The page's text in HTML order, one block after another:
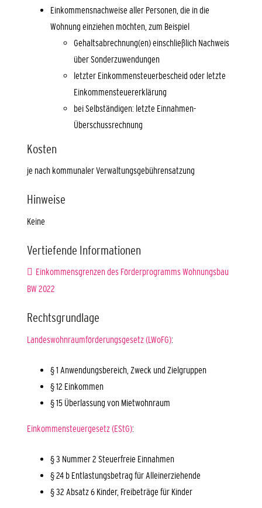
Einkommensnachweise aller Personen, die in die
Wohnung einziehen möchten, zum Beispiel
Gehaltsabrechnung(en) einschließlich Nachweis
über Sonderzuwendungen
letzter Einkommensteuerbescheid oder letzte
Einkommensteuererklärung
bei Selbständigen: letzte Einnahmen-
Überschussrechnung
Kosten
je nach kommunaler Verwaltungsgebührensatzung
Hinweise
Keine
Vertiefende Informationen
Einkommensgrenzen des Förderprogramms Wohnungsbau
BW 2022
Rechtsgrundlage
Landeswohnraumförderungsgesetz (LWoFG):
§ 1 Anwendungsbereich, Zweck und Zielgruppen
§ 12 Einkommen
§ 15 Überlassung von Mietwohnraum
Einkommensteuergesetz (EStG):
§ 3 Nummer 2 Steuerfreie Einnahmen
§ 24 b Entlastungsbetrag für Alleinerziehende
§ 32 Absatz 6 Kinder, Freibeträge für Kinder